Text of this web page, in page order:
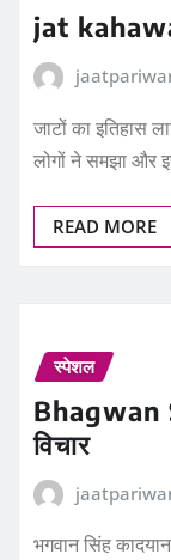
jat
जाटों का इतिहास
लोगों ने समझा और
READ MORE
स्पेशल
Bhagwan
विचार
भगवान सिंह